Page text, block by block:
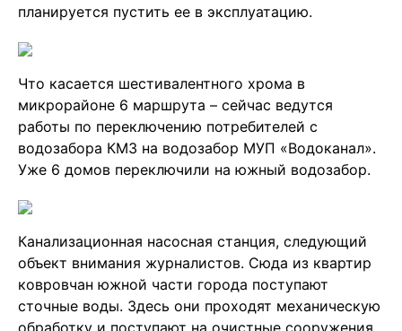
планируется пустить ее в эксплуатацию.
Что касается шестивалентного хрома в
микрорайоне 6 маршрута – сейчас ведутся
работы по переключению потребителей с
водозабора КМЗ на водозабор МУП «Водоканал».
Уже 6 домов переключили на южный водозабор.
Канализационная насосная станция, следующий
объект внимания журналистов. Сюда из квартир
ковровчан южной части города поступают
сточные воды. Здесь они проходят механическую
обработку и поступают на очистные сооружения